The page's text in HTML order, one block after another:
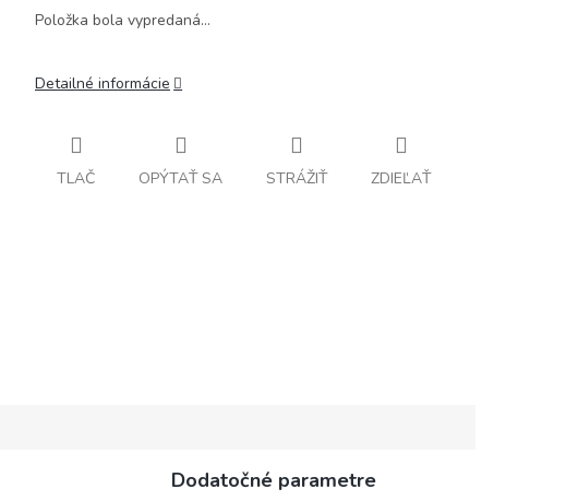
Položka bola vypredaná…
Detailné informácie
TLAČ OPÝTAŤ SA STRÁŽIŤ ZDIEĽAŤ
Dodatočné parametre